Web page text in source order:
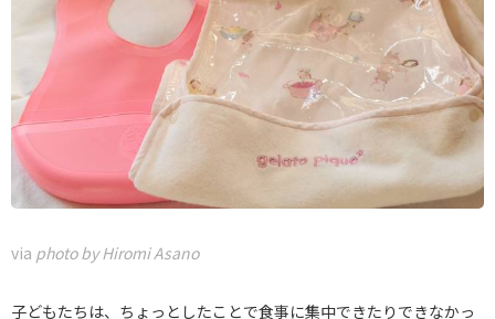
via photo by Hiromi Asano
子どもたちは、ちょっとしたことで食事に集中できたりできなかっ